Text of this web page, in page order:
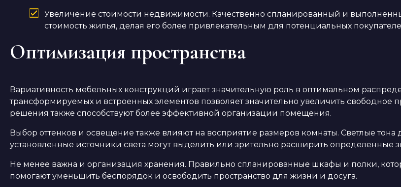
Увеличение стоимости недвижимости. Качественно спланированный и
стоимость жилья, делая его более привлекательным для потенциальных
Оптимизация пространства
Вариативность мебельных конструкций играет значительную роль в оптимальном
трансформируемых и встроенных элементов позволяет значительно увеличить свободное
решения также способствуют более эффективной организации помещения.
Выбор оттенков и освещение также влияют на восприятие размеров комнаты. Светлые
установленные источники света могут выделить или зрительно расширить определенные
Не менее важна и организация хранения. Правильно спланированные шкафы и полки,
помогают уменьшить беспорядок и освободить пространство для жизни и досуга.